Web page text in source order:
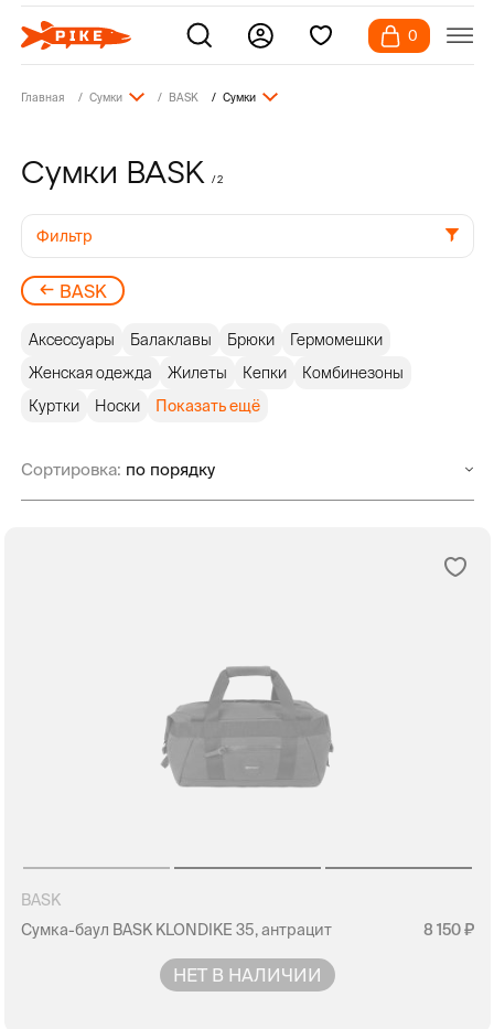
0
Главная Сумки BASK Сумки
Сумки BASK / 2
Фильтр
BASK
Аксессуары Балаклавы Брюки
Гермомешки
Женская одежда
Жилеты Кепки
Комбинезоны
Куртки
Носки Показать ещё
Сортировка:
BASK
Сумка-баул BASK KLONDIKE 35, антрацит
8 150
НЕТ В НАЛИЧИИ